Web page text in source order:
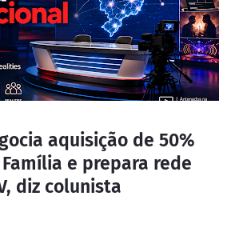
aquisição de 50%
e prepara rede
diz colunista